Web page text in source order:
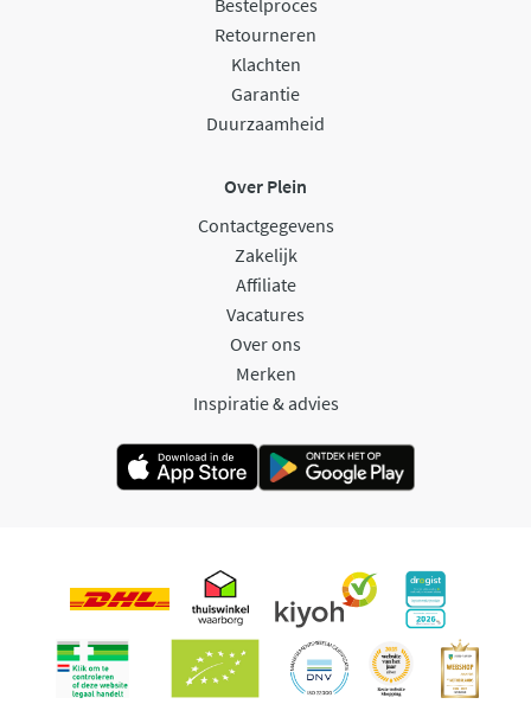
Bestelproces
Retourneren
Klachten
Garantie
Duurzaamheid
Over Plein
Contactgegevens
Zakelijk
Affiliate
Vacatures
Over ons
Merken
Inspiratie & advies